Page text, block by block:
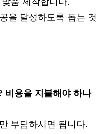
을 달성하도록 돕는 것
비용을 지불해야 하나
부담하시면 됩니다.